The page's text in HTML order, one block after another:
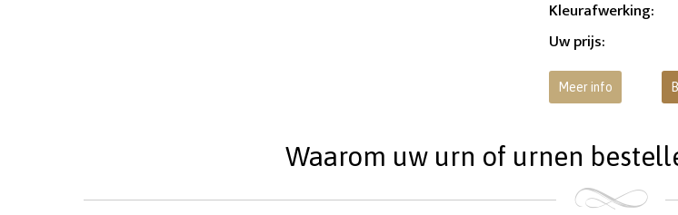
Kleurafwerking:
Uw prijs:
Meer info
Waarom uw urn of urnen